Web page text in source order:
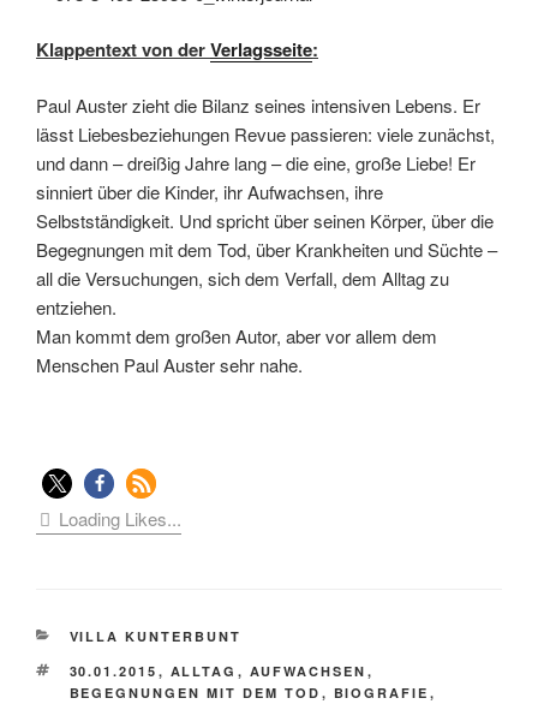
Klappentext von derVerlagsseite:
Paul Auster zieht die Bilanz seines intensiven Lebens. Er
lässt Liebesbeziehungen Revue passieren: viele zunächst,
und dann – dreißig Jahre lang – die eine, große Liebe! Er
sinniert über die Kinder, ihr Aufwachsen, ihre
Selbstständigkeit. Und spricht über seinen Körper, über die
Begegnungen mit dem Tod, über Krankheiten und Süchte –
all die Versuchungen, sich dem Verfall, dem Alltag zu
entziehen.
Man kommt dem großen Autor, aber vor allem dem
Menschen Paul Auster sehr nahe.
Loading Likes...
KATEGORIEN
VILLA KUNTERBUNT
SCHLAGWÖRTER
30.01.2015 , ALLTAG , AUFWACHSEN ,
BEGEGNUNGEN MIT DEM TOD , BIOGRAFIE ,